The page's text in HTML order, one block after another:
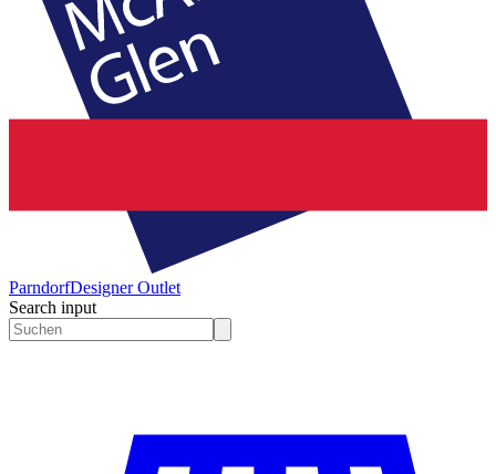
ParndorfDesigner Outlet
Search input